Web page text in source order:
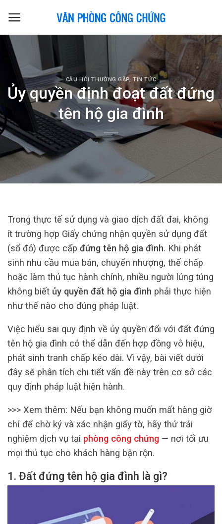
CÂU HỎI THƯỜNG GẶP,TIN TỨC
Ủy quyền định đoạt đất đứng
tên hộ gia đình
Trong thực tế sử dụng và giao dịch đất đai, không
ít trường hợp Giấy chứng nhận quyền sử dụng đất
(sổ đỏ) được cấp đứng tên hộ gia đình. Khi phát
sinh nhu cầu mua bán, chuyển nhượng, thế chấp
hoặc làm thủ tục hành chính, nhiều người lúng túng
không biết ủy quyền đất hộ gia đình phải thực hiện
như thế nào cho đúng pháp luật.
Việc hiểu sai quy định về ủy quyền đối với đất đứng
tên hộ gia đình có thể dẫn đến hợp đồng vô hiệu,
phát sinh tranh chấp kéo dài. Vì vậy, bài viết dưới
đây sẽ phân tích chi tiết vấn đề này trên cơ sở các
quy định pháp luật hiện hành.
>>> Xem thêm: Nếu bạn không muốn mất hàng giờ
chỉ để chờ ký và xác nhận giấy tờ, hãy thử trải
nghiệm dịch vụ tại phòng công chứng — nơi tối ưu
mọi thủ tục cho khách hàng bận rộn.
1. Đất đứng tên hộ gia đình là gì?